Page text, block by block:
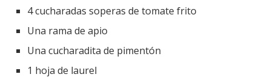
4 cucharadas soperas de tomate frito
Una rama de apio
Una cucharadita de pimentón
1 hoja de laurel